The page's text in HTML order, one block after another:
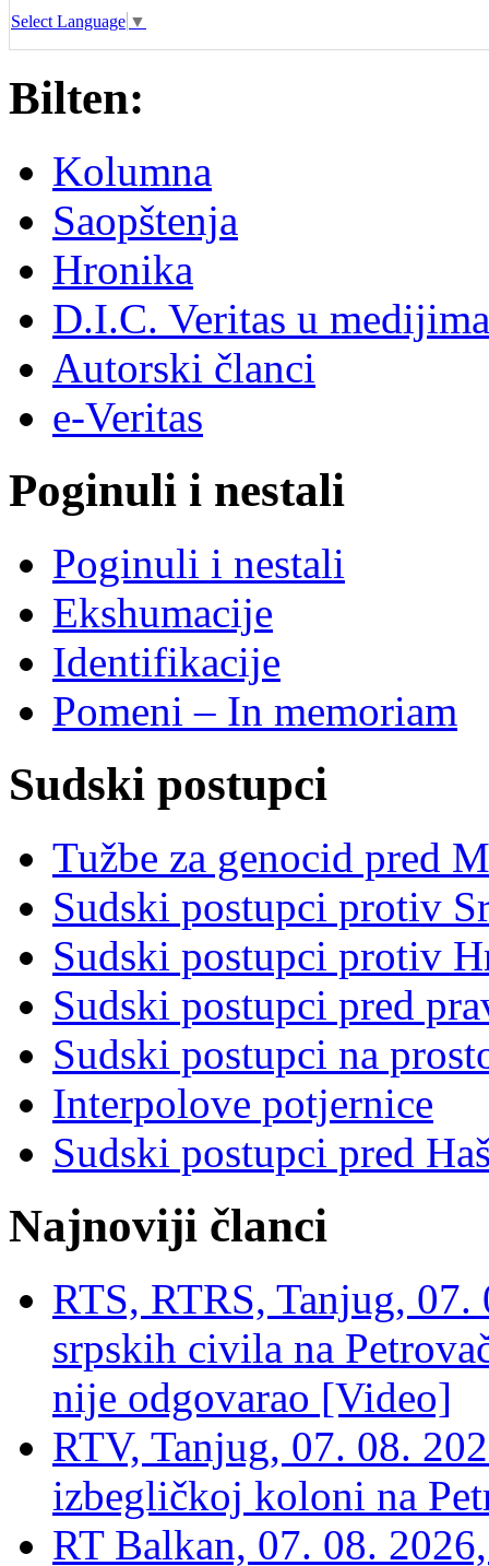
Select Language ▼
Bilten:
Kolumna
Saopštenja
Hronika
D.I.C. Veritas u medijima
Autorski članci
e-Veritas
Poginuli i nestali
Poginuli i nestali
Ekshumacije
Identifikacije
Pomeni – In memoriam
Sudski postupci
Tužbe za genocid pred
Sudski postupci protiv
Sudski postupci protiv
Sudski postupci pred
Sudski postupci na
Interpolove potjernice
Sudski postupci pred
Najnoviji članci
RTS, RTRS, Tanjug,
srpskih civila na
nije odgovarao [Video]
RTV, Tanjug, 07. 08.
izbegličkoj koloni na
RT Balkan, 07. 08.